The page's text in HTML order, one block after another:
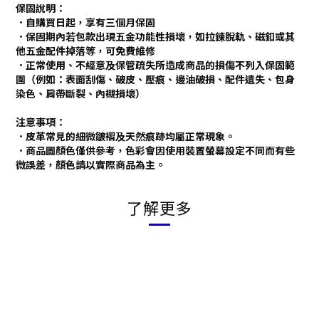
保固說明：
．自購買日起，享有三個月保固
．保固期內若包款出現五金功能性損壞，如拉鍊脫軌、磁釦或其
他五金配件掉落等，可免費維修
．正常使用、不經意及保管疏失所造成商品的損傷不列入保固範
圍（例如：表面刮傷、破皮、壓痕、邊油破損、配件遺失、包身
染色、肩帶斷裂、內襯損壞）
注意事項：
． 皮革常見的細微皺褶及天然痕跡均屬正常現象。
． 商品圖顏色僅供參考，色彩會因使用裝置螢幕設定不同而有些
微誤差，顏色請以實際商品為主。
了解更多